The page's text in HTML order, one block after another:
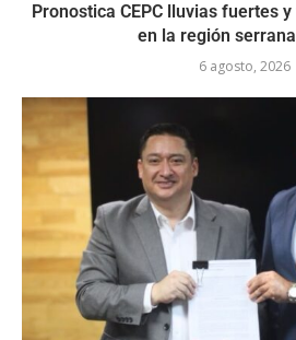
Pronostica CEPC lluvias fuertes
en la región
6 agosto, 2026